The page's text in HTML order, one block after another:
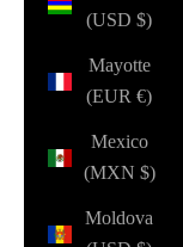
(USD $)
Mayotte
(EUR €)
Mexico
(MXN $)
Moldova